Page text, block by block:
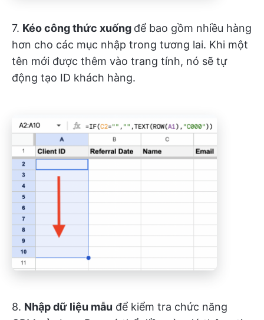
7. Kéo công thức xuống để bao gồm nhiều hàng
hơn cho các mục nhập trong tương lai. Khi một
tên mới được thêm vào trang tính, nó sẽ tự
động tạo ID khách hàng.
8. Nhập dữ liệu mẫu để kiểm tra chức năng